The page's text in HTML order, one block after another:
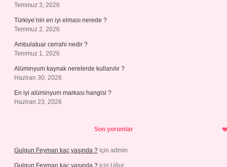
Temmuz 3, 2026
Türkiye’nin en iyi elması nerede ?
Temmuz 2, 2026
Ambulatuar cerrahi nedir ?
Temmuz 1, 2026
Alüminyum kaynak nerelerde kullanılır ?
Haziran 30, 2026
En iyi alüminyum markası hangisi ?
Haziran 23, 2026
Son yorumlar
Gulgun Feyman kaç yaşında ? için admin
Gulgun Feyman kaç yaşında ? için Uğur